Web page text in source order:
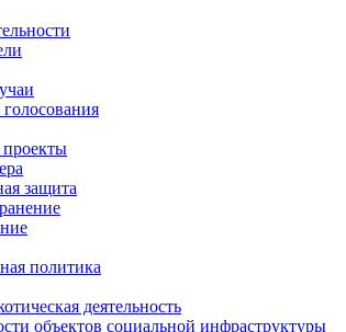
защита
политика
деятельность
объектов социальной инфраструктуры